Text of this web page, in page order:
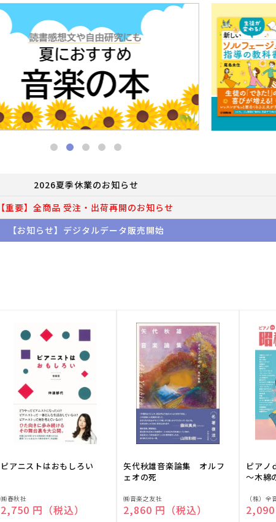
2026夏季休業のお知らせ
【重要】全商品 受注・出荷再開のお知らせ
【お知らせ】デジタルデータ販売開始
ピアニストはおもしろい
販
売
㈱春秋社
通常価格
2,750 円（税込）
矢代秋雄音楽論集 オルフ
ェオの死
販
売
㈱音楽之友社
通常価格
2,860 円（税込）
ピアノ
～木綿
販
売
（株）全
通常
2,090